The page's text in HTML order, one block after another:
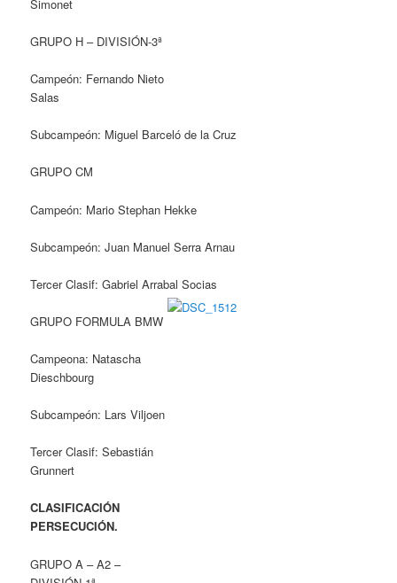
Simonet
GRUPO H – DIVISIÓN-3ª
Campeón: Fernando Nieto
Salas
Subcampeón: Miguel Barceló de la Cruz
GRUPO CM
Campeón: Mario Stephan Hekke
Subcampeón: Juan Manuel Serra Arnau
Tercer Clasif: Gabriel Arrabal Socias
GRUPO FORMULA BMW
Campeona: Natascha
Dieschbourg
Subcampeón: Lars Viljoen
Tercer Clasif: Sebastián
Grunnert
CLASIFICACIÓN
PERSECUCIÓN.
GRUPO A – A2 –